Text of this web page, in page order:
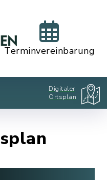
Terminvereinbarung
Digitaler
Ortsplan